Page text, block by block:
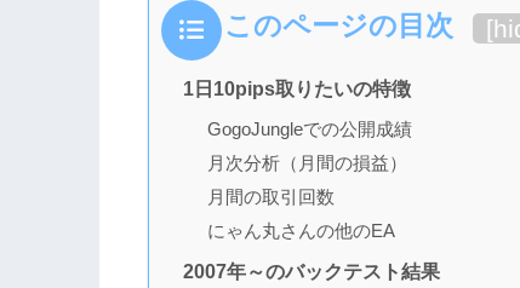
このページの目次 [
1日10pips取りたいの特徴
GogoJungleでの公開成績
月次分析（月間の損益）
月間の取引回数
にゃん丸さんの他のEA
2007年～のバックテスト結果